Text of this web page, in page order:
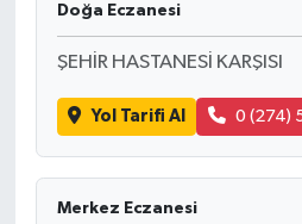
Doğa Eczanesi
ŞEHİR HASTANESİ KARŞISI
Yol Tarifi Al 0 (274)
Merkez Eczanesi